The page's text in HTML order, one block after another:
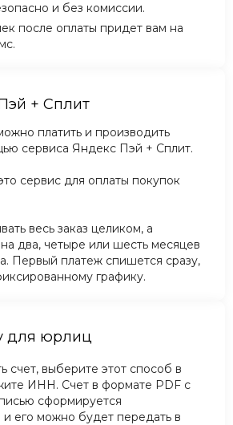
и без комиссии.
после оплаты придет вам на
+ Сплит
платить и производить
сервиса Яндекс Пэй + Сплит.
сервис для оплаты покупок
весь заказ целиком, а
на два, четыре или шесть месяцев
Первый платеж спишется сразу,
графику.
для юрлиц
счет, выберите этот способ в
ИНН. Счет в формате PDF с
сформируется
и его можно будет передать в